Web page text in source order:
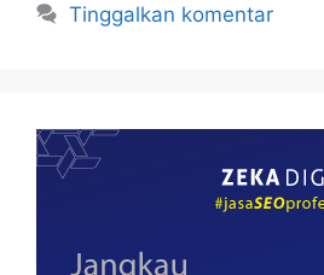
Tinggalkan komentar